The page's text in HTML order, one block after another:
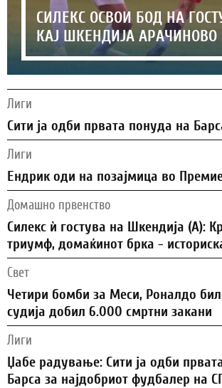
СИЛЕКС ОСВОИ БОД НА
КАЈ ШКЕНДИЈА АРАЧИНОВО
Лиги
Сити ја одби првата понуда на
Лиги
Ендрик оди на позајмица во
Домашно првенство
Силекс ѝ гостува на Шкендија (А):
триумф, домаќинот брка -
Свет
Четири бомби за Меси, Роналдо
судија добил 6.000 смртни закани
Лиги
Џабе радување: Сити ја одби
Барса за најдобриот фудбалер на